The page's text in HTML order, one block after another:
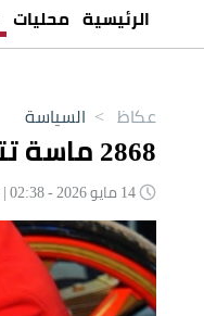
الرئيسية محليات
عكاظ > السياسة
2868 ماسة تتلألأ على رأسه.. ظهور نادر للملك تشارلز في افتتاح البرلمان